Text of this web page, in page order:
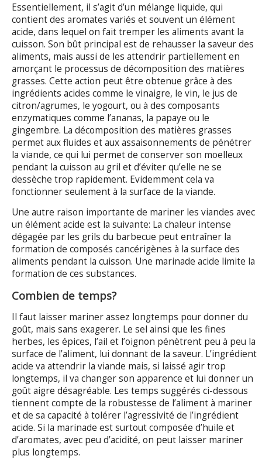
Essentiellement, il s’agit d’un mélange liquide, qui
contient des aromates variés et souvent un élément
acide, dans lequel on fait tremper les aliments avant la
cuisson. Son bût principal est de rehausser la saveur des
aliments, mais aussi de les attendrir partiellement en
amorçant le processus de décomposition des matières
grasses. Cette action peut être obtenue grâce à des
ingrédients acides comme le vinaigre, le vin, le jus de
citron/agrumes, le yogourt, ou à des composants
enzymatiques comme l’ananas, la papaye ou le
gingembre. La décomposition des matières grasses
permet aux fluides et aux assaisonnements de pénétrer
la viande, ce qui lui permet de conserver son moelleux
pendant la cuisson au gril et d’éviter qu’elle ne se
dessèche trop rapidement. Evidemment cela va
fonctionner seulement à la surface de la viande.
Une autre raison importante de mariner les viandes avec
un élément acide est la suivante: La chaleur intense
dégagée par les grils du barbecue peut entraîner la
formation de composés cancérigènes à la surface des
aliments pendant la cuisson. Une marinade acide limite la
formation de ces substances.
Combien de temps?
Il faut laisser mariner assez longtemps pour donner du
goût, mais sans exagerer. Le sel ainsi que les fines
herbes, les épices, l’ail et l’oignon pénètrent peu à peu la
surface de l’aliment, lui donnant de la saveur. L’ingrédient
acide va attendrir la viande mais, si laissé agir trop
longtemps, il va changer son apparence et lui donner un
goût aigre désagréable. Les temps suggérés ci-dessous
tiennent compte de la robustesse de l’aliment à mariner
et de sa capacité à tolérer l’agressivité de l’ingrédient
acide. Si la marinade est surtout composée d’huile et
d’aromates, avec peu d’acidité, on peut laisser mariner
plus longtemps.